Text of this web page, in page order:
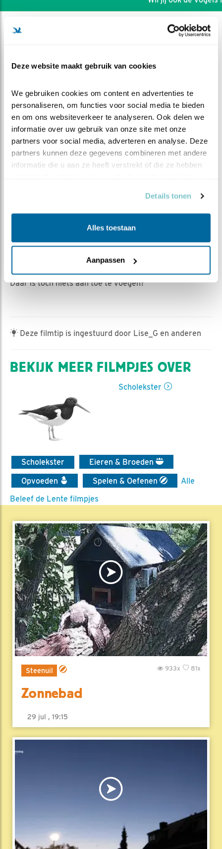
Deze website maakt gebruik van cookies
We gebruiken cookies om content en advertenties te
personaliseren, om functies voor social media te bieden
en om ons websiteverkeer te analyseren. Ook delen we
informatie over uw gebruik van onze site met onze
partners voor social media, adverteren en analyse. Deze
partners kunnen deze gegevens combineren met andere
informatie die u aan ze heeft verstrekt of die ze hebben
Details tonen
Alles toestaan
Aanpassen
DEEL DIT FILMPJE
Romke Visser | Geplaatst op 23 mei 2023, 20:35 |
Daar is toch niets aan toe te voegen?
Deze filmtip is ingestuurd door Lise_G en anderen
BEKIJK MEER FILMPJES OVER
Scholekster
Scholekster
Eieren & Broeden
Opvoeden
Spelen & Oefenen
Alle
Beleef de Lente filmpjes
Steenuil 81x
933x
Zonnebad
29 jul , 19:15